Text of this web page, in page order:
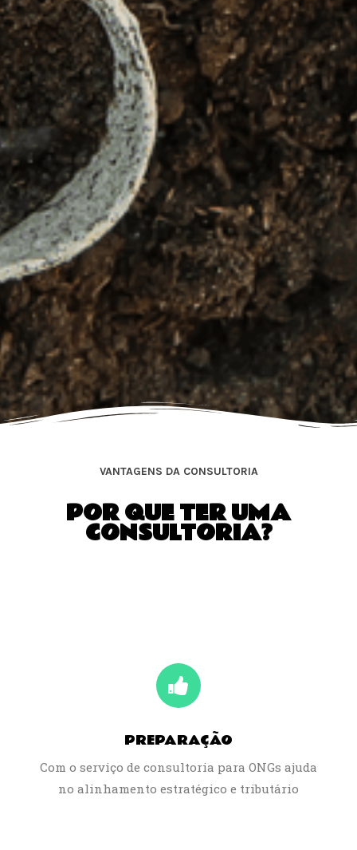
VANTAGENS DA CONSULTORIA
POR QUE TER UMA
CONSULTORIA?
PREPARAÇÃO
Com o serviço de consultoria para ONGs ajuda
no alinhamento estratégico e tributário